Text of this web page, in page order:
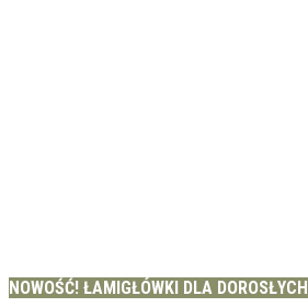
NOWOŚĆ! ŁAMIGŁÓWKI DLA DOROSŁYCH